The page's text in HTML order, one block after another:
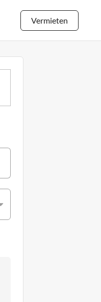
Vermieten